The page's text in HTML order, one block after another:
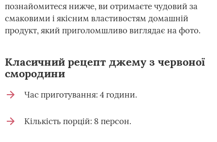
познайомитеся нижче, ви отримаєте чудовий за
смаковими і якісним властивостям домашній
продукт, який приголомшливо виглядає на фото.
Класичний рецепт джему з червоної
смородини
Час приготування: 4 години.
Кількість порцій: 8 персон.